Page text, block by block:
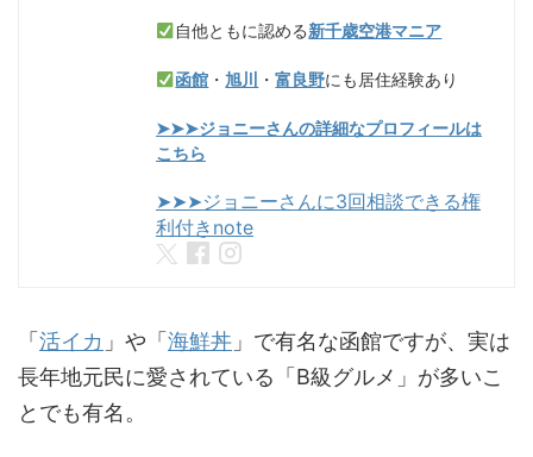
自他ともに認める新千歳空港マニア
函館 ・旭川 ・富良野にも居住経験あり
➤➤➤ジョニーさんの詳細なプロフィールは
こちら
➤➤➤ジョニーさんに3回相談できる権
利付きnote
「 活イカ 」や「 海鮮丼 」で有名な函館ですが、実は
長年地元民に愛されている「B級グルメ」が多いこ
とでも有名。